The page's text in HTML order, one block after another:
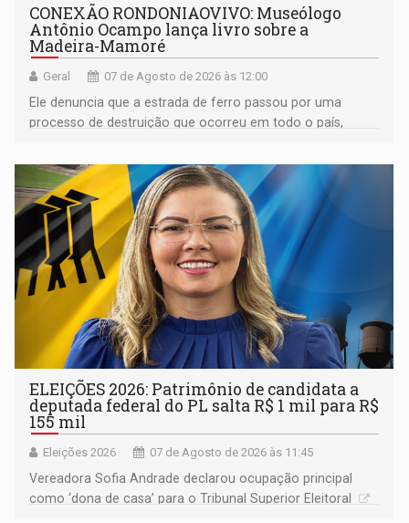
CONEXÃO RONDONIAOVIVO: Museólogo
Antônio Ocampo lança livro sobre a
Madeira-Mamoré
Geral 07 de Agosto de 2026 às 12:00
Ele denuncia que a estrada de ferro passou por uma
processo de destruição que ocorreu em todo o país,
ELEIÇÕES 2026: Patrimônio de candidata a
deputada federal do PL salta R$ 1 mil para R$
155 mil
Eleições 2026 07 de Agosto de 2026 às 11:45
Vereadora Sofia Andrade declarou ocupação principal
como ‘dona de casa’ para o Tribunal Superior Eleitoral